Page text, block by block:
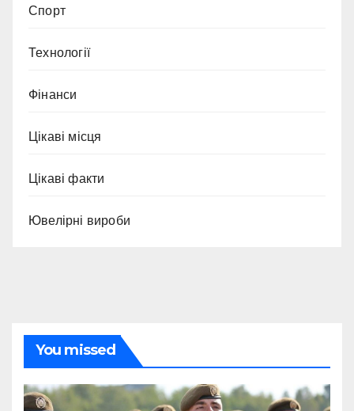
Спорт
Технології
Фінанси
Цікаві місця
Цікаві факти
Ювелірні вироби
You missed